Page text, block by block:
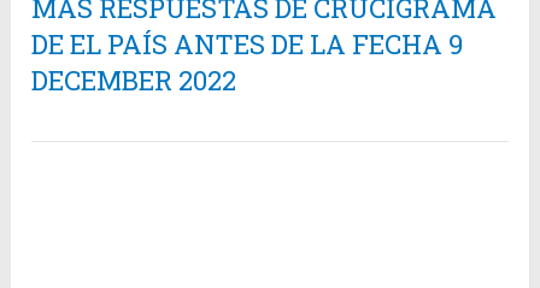
MÁS RESPUESTAS DE CRUCIGRAMA
DE EL PAÍS ANTES DE LA FECHA 9
DECEMBER 2022